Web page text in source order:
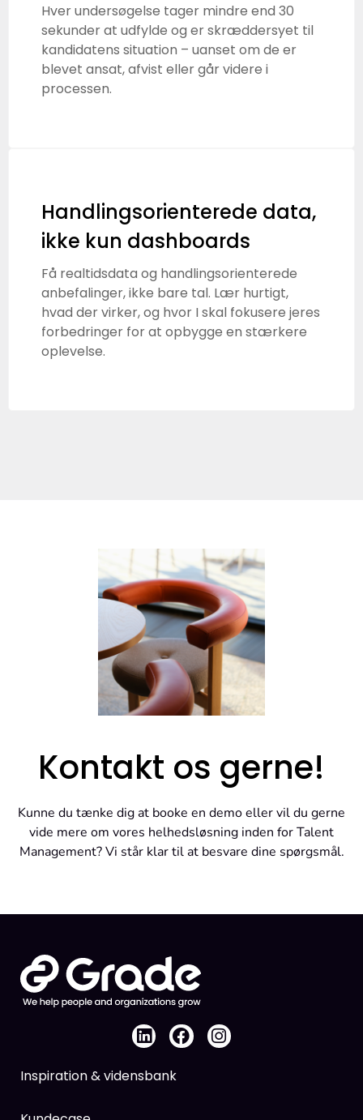
Hver undersøgelse tager mindre end 30
sekunder at udfylde og er skræddersyet til
kandidatens situation – uanset om de er
blevet ansat, afvist eller går videre i
processen.
Handlingsorienterede data,
ikke kun dashboards
Få realtidsdata og handlingsorienterede
anbefalinger, ikke bare tal. Lær hurtigt,
hvad der virker, og hvor I skal fokusere jeres
forbedringer for at opbygge en stærkere
oplevelse.
Kontakt os gerne!​
Kunne du tænke dig at booke en demo eller vil du gerne
vide mere om vores helhedsløsning inden for Talent
Management? Vi står klar til at besvare dine spørgsmål.
Inspiration & vidensbank